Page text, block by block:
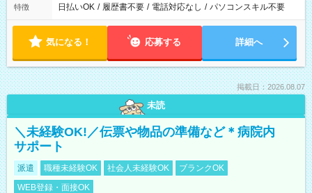
特徴 日払いOK / 履歴書不要 / 電話対応なし / パソコンスキル不要
気になる！ 応募する 詳細へ
掲載日：2026.08.07
未読
＼未経験OK!／伝票や物品の準備など＊病院内
サポート
派遣 職種未経験OK 社会人未経験OK
ブランクOK
WEB登録・面接OK